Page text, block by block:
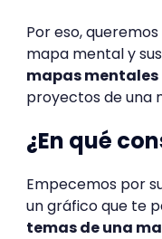
Por eso,
mapa mental y
mapas mentales
proyectos de una
¿En qué
Empecemos por
un gráfico que te
temas de una